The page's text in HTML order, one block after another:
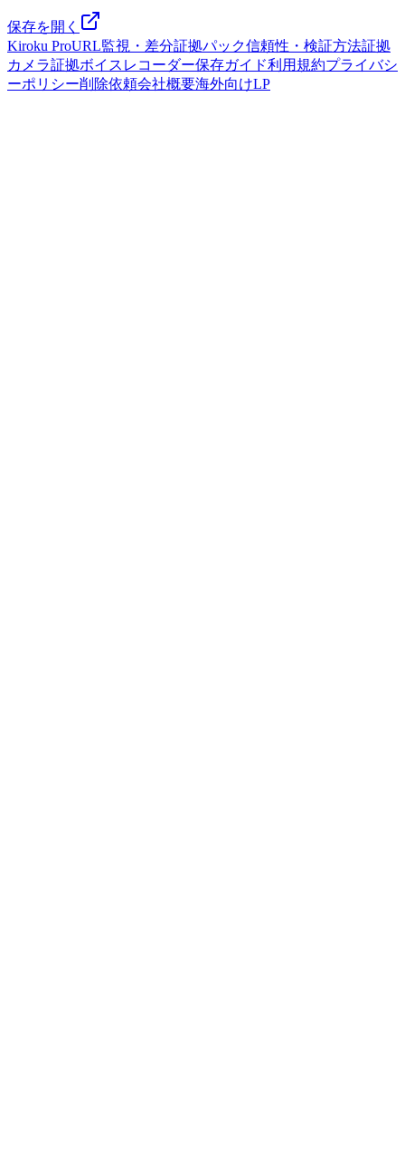
保存を開く
Kiroku ProURL監視・差分証拠パック信頼性・検証方法証拠
カメラ証拠ボイスレコーダー保存ガイド利用規約プライバシ
ーポリシー削除依頼会社概要海外向けLP